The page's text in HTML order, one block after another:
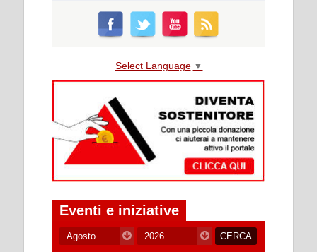
Select Language ▼
Eventi e iniziative